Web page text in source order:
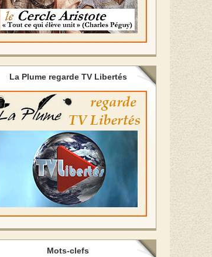
La Plume regarde TV Libertés
Mots-clefs